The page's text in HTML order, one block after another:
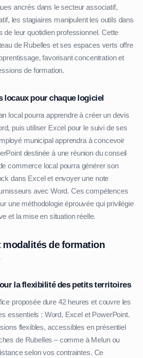
ancrés dans le secteur associatif,
les stagiaires manipulent les outils dans
de leur quotidien professionnel. Cette
de Rubelles et ses espaces verts offre
favorisant concentration et
de formation.
locaux pour chaque logiciel
local pourra apprendre à créer un devis
puis utiliser Excel pour le suivi de ses
municipal apprendra à concevoir
destinée à une réunion du conseil
commerce local pourra générer son
dans Excel et envoyer une note
avec Word. Ces compétences
une méthodologie éprouvée qui privilégie
et la mise en situation réelle.
de formation
la flexibilité des petits territoires
proposée dure 42 heures et couvre les
essentiels : Word, Excel et PowerPoint.
flexibles, accessibles en présentiel
de Rubelles – comme à Melun ou
selon vos contraintes. Ce